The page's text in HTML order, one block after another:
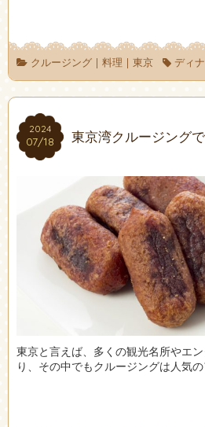
クルージング| 料理 | 東京 ディ
2024
07/18
2024
07/18 東京湾クルージング
東京と言えば、多くの観光名所やエ
り、その中でもクルージングは人気